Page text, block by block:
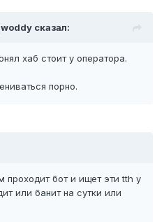
сказал:
хаб стоит у оператора.
порно.
проходит бот и ищет эти tth у
или банит на сутки или